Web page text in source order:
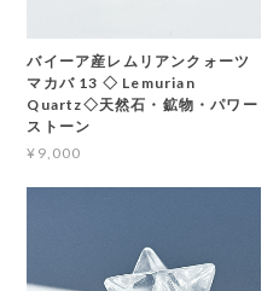
バイーア産レムリアンクォーツ
マカバ 13 ◇ Lemurian
Quartz◇天然石・鉱物・パワー
ストーン
¥9,000